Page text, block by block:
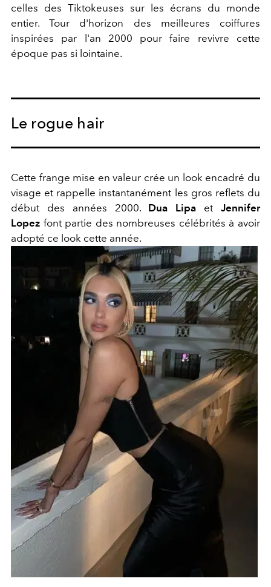
celles des Tiktokeuses sur les écrans du monde
entier. Tour d'horizon des meilleures coiffures
inspirées par l'an 2000 pour faire revivre cette
époque pas si lointaine.
Le rogue hair
Cette frange mise en valeur crée un look encadré du
visage et rappelle instantanément les gros reflets du
début des années 2000. Dua Lipa etJennifer
Lopez font partie des nombreuses célébrités à avoir
adopté ce look cette année.